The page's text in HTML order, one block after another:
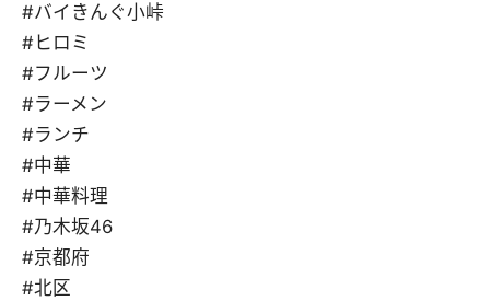
#バイきんぐ小峠
#ヒロミ
#フルーツ
#ラーメン
#ランチ
#中華
#中華料理
#乃木坂46
#京都府
#北区